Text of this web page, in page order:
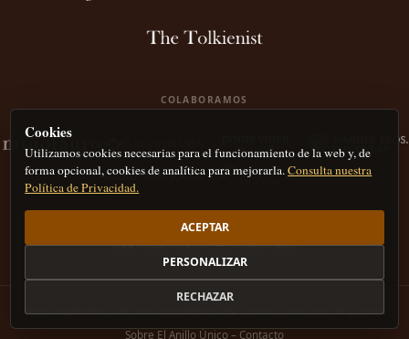
COLABORAMOS
Nota legalPolítica de privacidadPolítica de CookiesDerechos de autorIA
Sobre El Anillo Único – Contacto
Cookies
Utilizamos cookies necesarias para el funcionamiento de la web y, de
forma opcional, cookies de analítica para mejorarla.Consulta nuestra
Política de Privacidad.
ACEPTAR
PERSONALIZAR
RECHAZAR